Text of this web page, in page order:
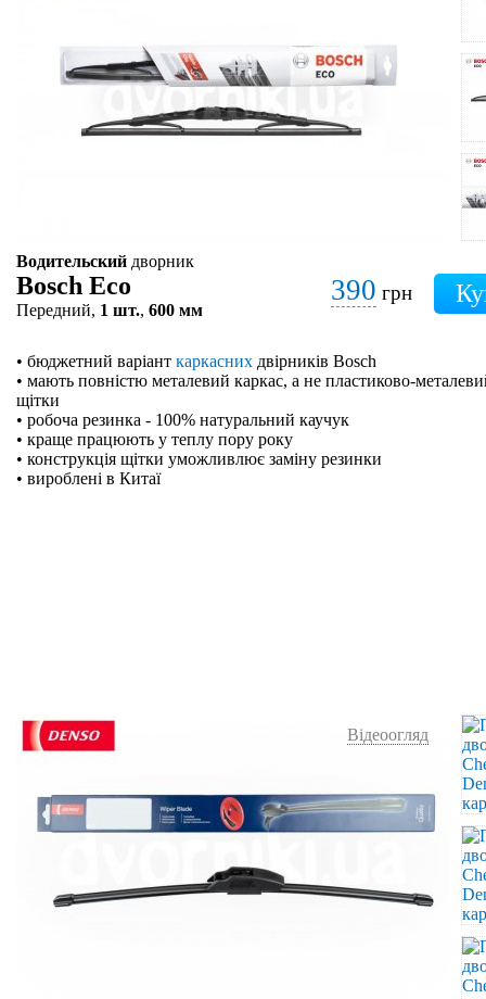
Водительский дворник
Bosch Eco
Передний, 1 шт., 600 мм
390 грн
• бюджетний варіант каркасних двірників Bosch
• мають повністю металевий каркас, а не пластиково-
щітки
• робоча резинка - 100% натуральний каучук
• краще працюють у теплу пору року
• конструкція щітки уможливлює заміну резинки
• вироблені в Китаї
Відеоогляд